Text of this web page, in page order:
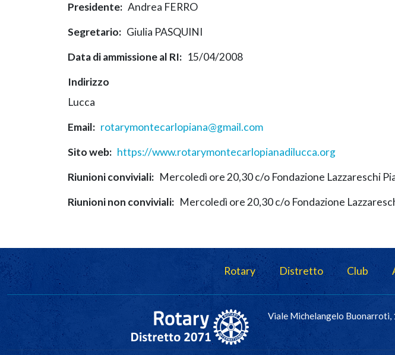
Presidente
Andrea FERRO
Segretario
Giulia PASQUINI
Data di ammissione al RI
15/04/2008
Indirizzo
Lucca
Email
rotarymontecarlopiana@gmail.com
Sito web
https://www.rotarymontecarlopianadilucca.org
Riunioni conviviali
Mercoledì ore 20,30 c/o Fondazione Lazzareschi
Riunioni non conviviali
Mercoledì ore 20,30 c/o Fondazione
Navigazione principale Rotary Distretto Club
Viale Michelangelo